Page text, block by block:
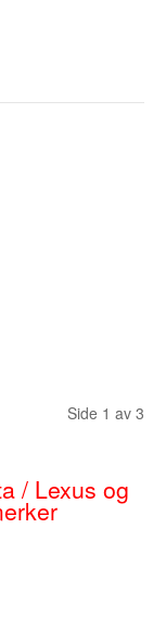
Side 1 av 3
/ Lexus og